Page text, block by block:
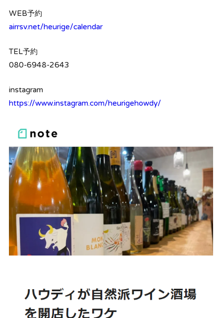
WEB予約
airrsv.net/heurige/calendar
TEL予約
080-6948-2643
instagram
https://www.instagram.com/heurigehowdy/